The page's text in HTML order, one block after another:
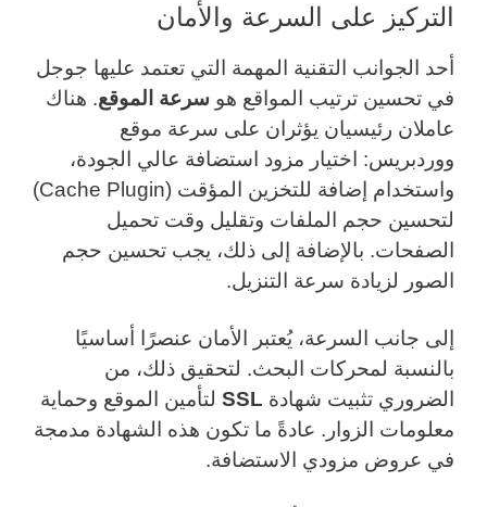
التركيز على السرعة والأمان
أحد الجوانب التقنية المهمة التي تعتمد عليها جوجل
في تحسين ترتيب المواقع هو سرعة الموقع. هناك
عاملان رئيسيان يؤثران على سرعة موقع
ووردبريس: اختيار مزود استضافة عالي الجودة،
واستخدام إضافة للتخزين المؤقت (Cache Plugin)
لتحسين حجم الملفات وتقليل وقت تحميل
الصفحات. بالإضافة إلى ذلك، يجب تحسين حجم
الصور لزيادة سرعة التنزيل.
إلى جانب السرعة، يُعتبر الأمان عنصرًا أساسيًا
بالنسبة لمحركات البحث. لتحقيق ذلك، من
الضروري تثبيت شهادة SSL لتأمين الموقع وحماية
معلومات الزوار. عادةً ما تكون هذه الشهادة مدمجة
في عروض مزودي الاستضافة.